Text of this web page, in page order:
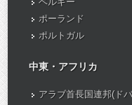
ポーランド
ポルトガル
中東・アフリカ
アラブ首長国連邦(ド